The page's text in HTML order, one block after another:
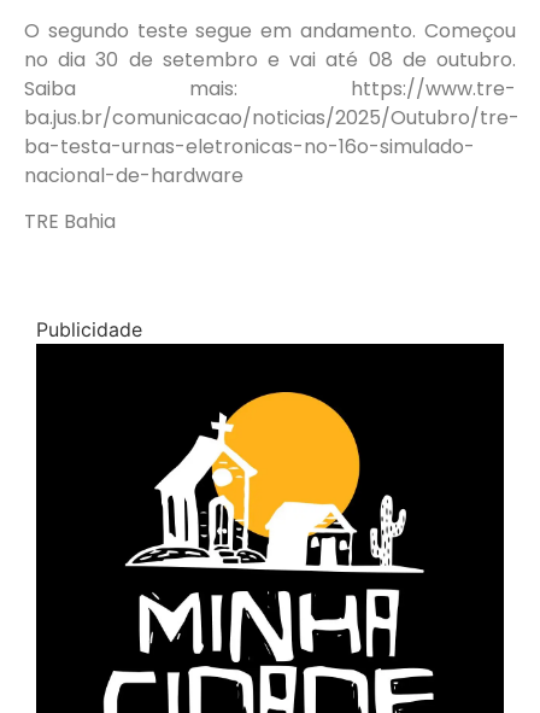
O segundo teste segue em andamento. Começou
no dia 30 de setembro e vai até 08 de outubro.
Saiba mais: https://www.tre-
ba.jus.br/comunicacao/noticias/2025/Outubro/tre-
ba-testa-urnas-eletronicas-no-16o-simulado-
nacional-de-hardware
TRE Bahia
Publicidade